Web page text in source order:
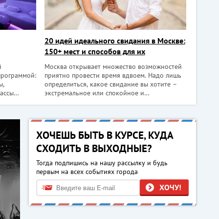
люди
20 идей идеального свидания в Москве:
150+ мест и способов для их
реализации
Москва открывает множество возможностей
приятно провести время вдвоем. Надо лишь
определиться, какое свидание вы хотите –
экстремальное или спокойное и
или развлекательной программой, на свежем
ХОЧЕШЬ БЫТЬ В КУРСЕ, КУДА
СХОДИТЬ В ВЫХОДНЫЕ?
Тогда подпишись на нашу рассылку и будь
первым на всех событиях города
ХОЧУ!